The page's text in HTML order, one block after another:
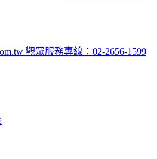
觀眾服務專線：02-2656-1599